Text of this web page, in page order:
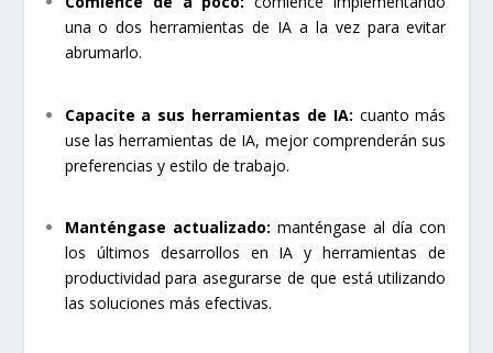
una o dos herramientas de IA a la vez para evitar
abrumarlo.
Capacite a sus herramientas de IA: cuanto más
use las herramientas de IA, mejor comprenderán sus
preferencias y estilo de trabajo.
Manténgase actualizado: manténgase al día con
los últimos desarrollos en IA y herramientas de
productividad para asegurarse de que está utilizando
las soluciones más efectivas.